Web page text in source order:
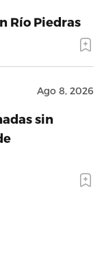
Río Piedras
Ago 8, 2026
sin